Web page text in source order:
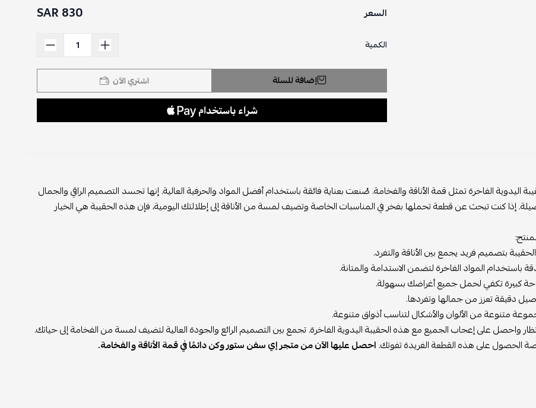
السعر 830 SAR
الكمية
إضافة للسلة اشتري الآن
اليدوية الفاخرة تمثل قمة الأناقة والفخامة. صُنعت بعناية فائقة باستخدام أفضل المواد والحرفية العالية. إنها تجسد التصميم الراقي والجمال
إذا كنت تبحث عن قطعة تحملها بفخر في المناسبات الخاصة وتضيف لمسة من الأناقة إلى إطلالتك اليومية، فإن هذه الحقيبة هي الخيار
بتصميم فريد يجمع بين الأناقة والتفرد.
باستخدام المواد الفاخرة لتضمن الاستدامة والمتانة.
كبيرة تكفي لحمل جميع أغراضك بسهولة.
دقيقة تعزز من جمالها وتفردها.
متنوعة من الألوان والأشكال لتناسب أذواق متنوعة.
واحصل على إعجاب الجميع مع هذه الحقيبة اليدوية الفاخرة. تجمع بين التصميم الرائع والجودة العالية لتضيف لمسة من الفخامة إلى حياتك.
الحصول على هذه القطعة الفريدة تفوتك. احصل عليها الآن من متجر إي سفن ستور وكن دائمًا في قمة الأناقة والفخامة.